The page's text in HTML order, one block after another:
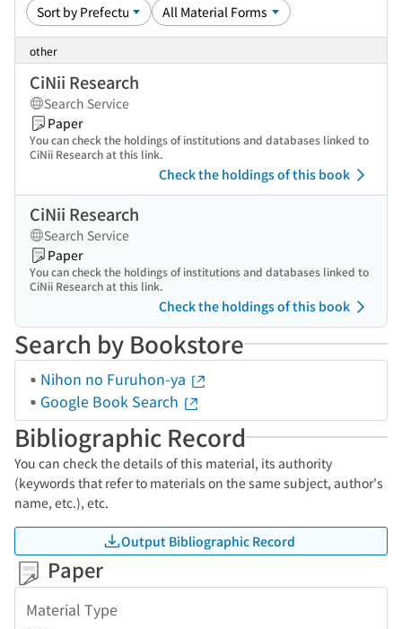
other
CiNii Research
Search Service
Paper
You can check the holdings of institutions and databases linked to
CiNii Research at this link.
Check the holdings of this book
CiNii Research
Search Service
Paper
You can check the holdings of institutions and databases linked to
CiNii Research at this link.
Check the holdings of this book
Search by Bookstore
Nihon no Furuhon-ya
Google Book Search
Bibliographic Record
You can check the details of this material, its authority
(keywords that refer to materials on the same subject, author's
name, etc.), etc.
Output Bibliographic Record
Paper
Material Type